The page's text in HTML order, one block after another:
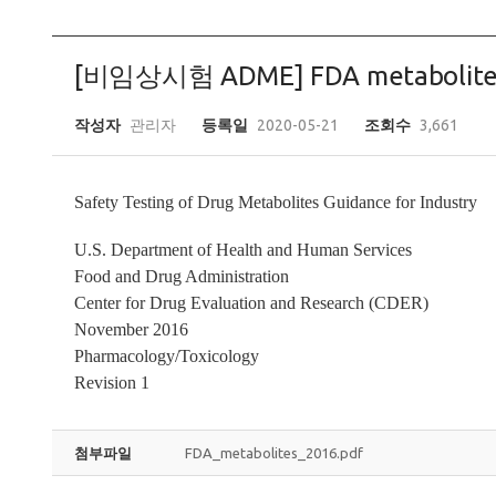
[비임상시험 ADME] FDA
작성자 관리자 등록일 2020-05-21 조회수 3,661
Safety Testing of Drug Metabolites Guidance for Industry
U.S. Department of Health and Human Services
Food and Drug Administration
Center for Drug Evaluation and Research (CDER)
November 2016
Pharmacology/Toxicology
Revision 1
첨부파일 FDA_metabolites_2016.pdf